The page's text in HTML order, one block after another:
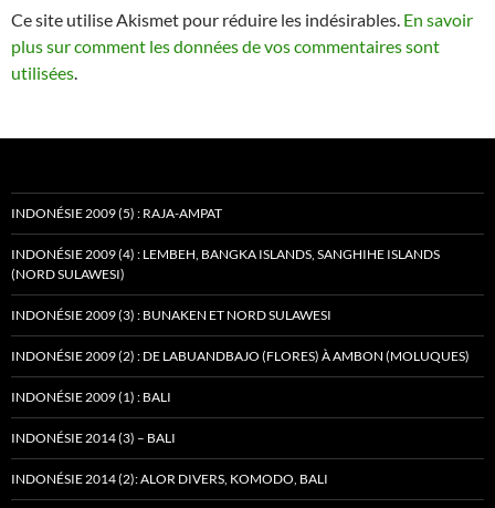
Ce site utilise Akismet pour réduire les indésirables. En savoir
plus sur comment les données de vos commentaires sont
utilisées
INDONÉSIE 2009 (5) : RAJA-AMPAT
INDONÉSIE 2009 (4) : LEMBEH, BANGKA ISLANDS, SANGHIHE ISLANDS
(NORD SULAWESI)
INDONÉSIE 2009 (3) : BUNAKEN ET NORD SULAWESI
INDONÉSIE 2009 (2) : DE LABUANDBAJO (FLORES) À AMBON (MOLUQUES)
INDONÉSIE 2009 (1) : BALI
INDONÉSIE 2014 (3) – BALI
INDONÉSIE 2014 (2): ALOR DIVERS, KOMODO, BALI